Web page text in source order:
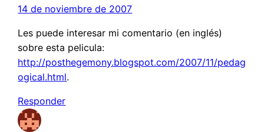
14 de noviembre de 2007
Les puede interesar mi comentario (en inglés)
sobre esta pelicula:
http://posthegemony.blogspot.com/2007/11/pedag
ogical.html.
Responder